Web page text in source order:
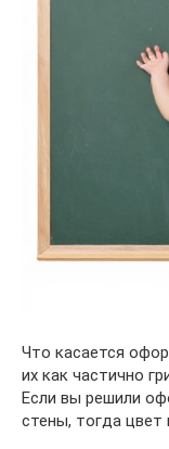
Что касается
их как частично
Если вы решили
стены, тогда цвет